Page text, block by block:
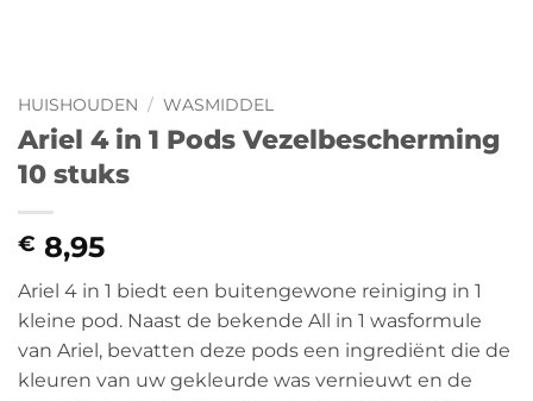
HUISHOUDEN / WASMIDDEL
Ariel 4 in 1 Pods Vezelbescherming
10 stuks
€ 8,95
Ariel 4 in 1 biedt een buitengewone reiniging in 1
kleine pod. Naast de bekende All in 1 wasformule
van Ariel, bevatten deze pods een ingrediënt die de
kleuren van uw gekleurde was vernieuwt en de